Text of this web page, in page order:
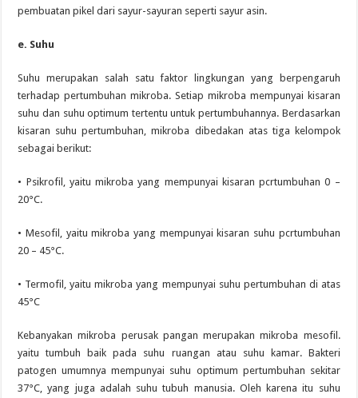
pembuatan pikel dari sayur-sayuran seperti sayur asin.
e. Suhu
Suhu merupakan salah satu faktor lingkungan yang berpengaruh
terhadap pertumbuhan mikroba. Setiap mikroba mempunyai kisaran
suhu dan suhu optimum tertentu untuk pertumbuhannya. Berdasarkan
kisaran suhu pertumbuhan, mikroba dibedakan atas tiga kelompok
sebagai berikut:
• Psikrofil, yaitu mikroba yang mempunyai kisaran pcrtumbuhan 0 –
20°C.
• Mesofil, yaitu mikroba yang mempunyai kisaran suhu pcrtumbuhan
20 – 45°C.
• Termofil, yaitu mikroba yang mempunyai suhu pertumbuhan di atas
45°C
Kebanyakan mikroba perusak pangan merupakan mikroba mesofil.
yaitu tumbuh baik pada suhu ruangan atau suhu kamar. Bakteri
patogen umumnya mempunyai suhu optimum pertumbuhan sekitar
37°C, yang juga adalah suhu tubuh manusia. Oleh karena itu suhu